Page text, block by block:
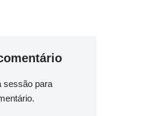
sessão para